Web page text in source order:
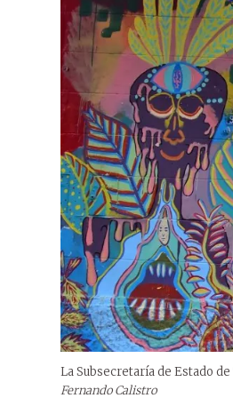
La Subsecretaría de Estado
Fernando Calistro